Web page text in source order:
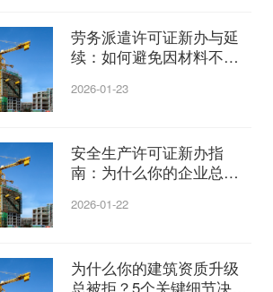
劳务派遣许可证新办与延
续：如何避免因材料不全
2026-01-23
安全生产许可证新办指
南：为什么你的企业总是
2026-01-22
为什么你的建筑资质升级
总被拒？5个关键细节决定